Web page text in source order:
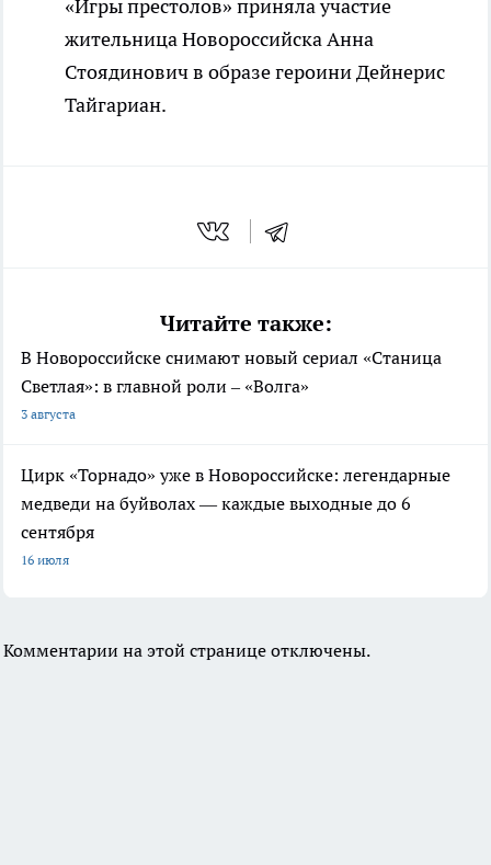
«Игры престолов» приняла участие
жительница Новороссийска Анна
Стоядинович в образе героини Дейнерис
Тайгариан.
Читайте также:
В Новороссийске снимают новый сериал «Станица
Светлая»: в главной роли – «Волга»
3 августа
Цирк «Торнадо» уже в Новороссийске: легендарные
медведи на буйволах — каждые выходные до 6
сентября
16 июля
Комментарии на этой странице отключены.